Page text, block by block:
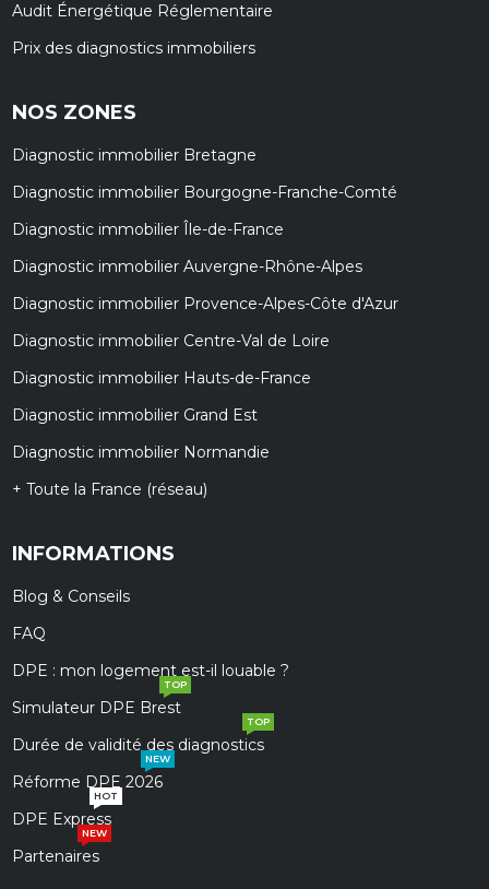
Audit Énergétique Réglementaire
Prix des diagnostics immobiliers
NOS ZONES
Diagnostic immobilier Bretagne
Diagnostic immobilier Bourgogne-Franche-Comté
Diagnostic immobilier Île-de-France
Diagnostic immobilier Auvergne-Rhône-Alpes
Diagnostic immobilier Provence-Alpes-Côte d'Azur
Diagnostic immobilier Centre-Val de Loire
Diagnostic immobilier Hauts-de-France
Diagnostic immobilier Grand Est
Diagnostic immobilier Normandie
+ Toute la France (réseau)
INFORMATIONS
Blog & Conseils
FAQ
DPE : mon logement est-il louable ?
Simulateur DPE Brest
TOP
Durée de validité des diagnostics
TOP
Réforme DPE 2026
NEW
DPE Express
HOT
Partenaires
NEW